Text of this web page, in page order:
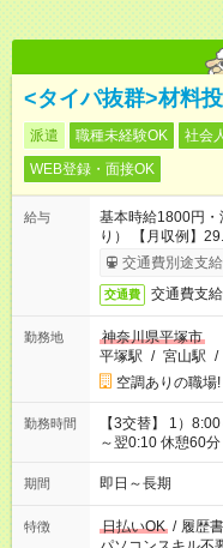
<タイパ抜群>材料
派遣 職種未経験OK 社会
WEB登録・面接OK
給与
基本時給1800円
り） 【月収例】
交通費別途支
交通費 交通費支
勤務地
神奈川県平塚市
平塚駅 / 宮山駅 /
空調ありの職場!
勤務時間
【3交替】 1）
～翌0:10 休憩60
分 [実働]7時間40分
期間 即日～長期
特徴 日払いOK / 履歴